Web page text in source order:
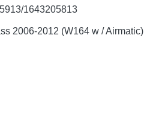
1643205813
2006-2012 (W164 w / Airmatic)